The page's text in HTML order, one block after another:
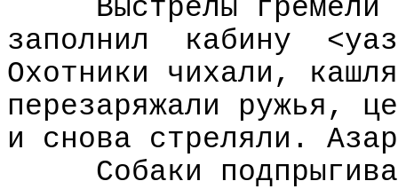
Выстрелы
заполнил
кабину
Охотники чихали,
перезаряжали ружья,
и снова стреляли.
Собаки